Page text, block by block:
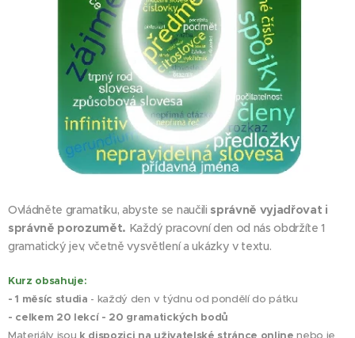
Ovládněte gramatiku, abyste se naučili správně vyjadřovat i
správně porozumět. Každý pracovní den od nás obdržíte 1
gramatický jev, včetně vysvětlení a ukázky v textu.
Kurz obsahuje:
- 1 měsíc studia - každý den v týdnu od pondělí do pátku
- celkem 20 lekcí - 20 gramatických bodů
Materiály jsou k dispozici na uživatelské stránce online nebo je